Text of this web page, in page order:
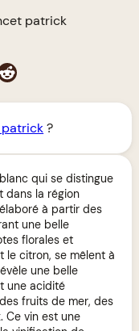
patrick
patrick?
qui se distingue
dans la région
à partir des
une belle
florales et
le citron, se mêlent à
une belle
une acidité
fruits de mer, des
Ce vin est une